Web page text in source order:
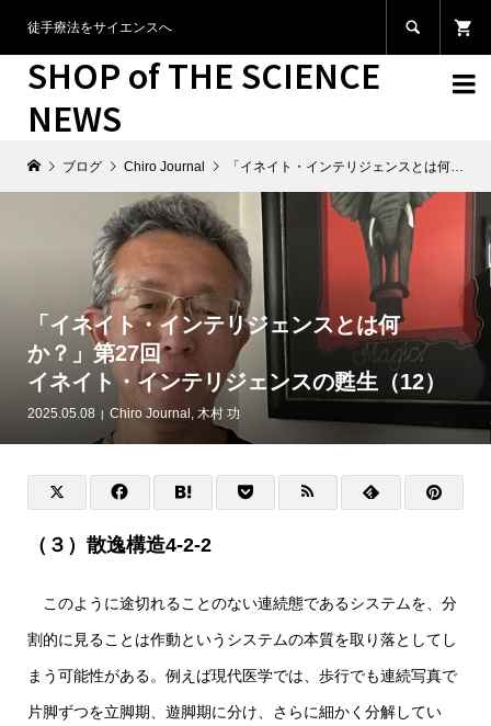
徒手療法をサイエンスへ 
SHOP of THE SCIENCE
NEWS

ブログ Chiro Journal 「イネイト・インテリジェンスとは何か？」第27回イネイト・インテリジェンスの甦生（12）
「イネイト・インテリジェンスとは何
か？」第27回
イネイト・インテリジェンスの甦生（12）
2025.05.08 Chiro Journal , 木村 功
（３）散逸構造4-2-2
このように途切れることのない連続態であるシステムを、分
割的に見ることは作動というシステムの本質を取り落としてし
まう可能性がある。例えば現代医学では、歩行でも連続写真で
片脚ずつを立脚期、遊脚期に分け、さらに細かく分解してい